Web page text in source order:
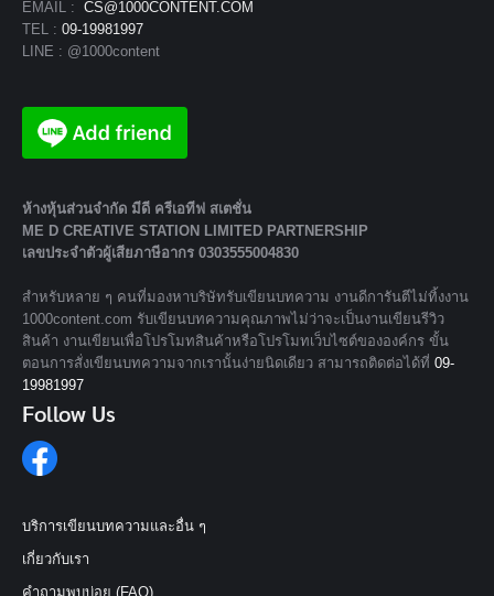
EMAIL : CS@1000CONTENT.COM
TEL : 09-19981997
LINE : @1000content
ห้างหุ้นส่วนจํากัด มีดี ครีเอทีฟ สเตชั่น
ME D CREATIVE STATION LIMITED PARTNERSHIP
เลขประจำตัวผู้เสียภาษีอากร 0303555004830
สำหรับหลาย ๆ คนที่มองหาบริษัทรับเขียนบทความ งานดีการันตีไม่ทิ้งงาน
1000content.com รับเขียนบทความคุณภาพไม่ว่าจะเป็นงานเขียนรีวิว
สินค้า งานเขียนเพื่อโปรโมทสินค้าหรือโปรโมทเว็บไซต์ขององค์กร ขั้น
ตอนการสั่งเขียนบทความจากเรานั้นง่ายนิดเดียว สามารถติดต่อได้ที่ 09-
19981997
Follow Us
บริการเขียนบทความและอื่น ๆ
เกี่ยวกับเรา
คำถามพบบ่อย (FAQ)